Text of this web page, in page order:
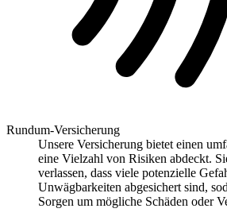
Rundum-Versicherung
Unsere Versicherung bietet einen
eine Vielzahl von Risiken abdeckt.
verlassen, dass viele potenzielle
Unwägbarkeiten abgesichert sind,
Sorgen um mögliche Schäden oder